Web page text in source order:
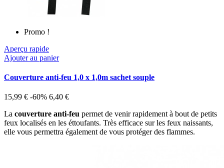
Promo !
Aperçu rapide
Ajouter au panier
Couverture anti-feu 1,0 x 1,0m sachet souple
15,99 € -60% 6,40 €
La couverture anti-feu permet de venir rapidement à bout de petits
feux localisés en les éttoufants. Très efficace sur les feux naissants,
elle vous permettra également de vous protéger des flammes.